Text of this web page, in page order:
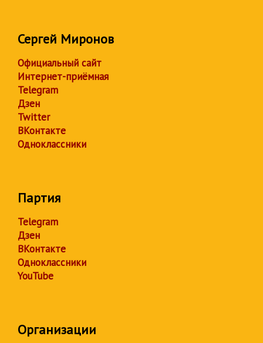
Сергей Миронов
Официальный сайт
Интернет-приёмная
Telegram
Дзен
Twitter
ВКонтакте
Одноклассники
Партия
Telegram
Дзен
ВКонтакте
Одноклассники
YouTube
Организации